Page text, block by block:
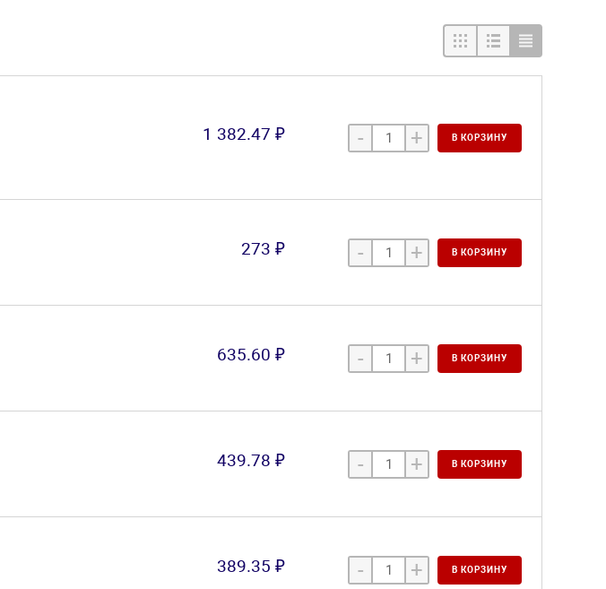
1 382.47 ₽ - + В КОРЗИНУ
273 ₽ - + В КОРЗИНУ
635.60 ₽ - + В КОРЗИНУ
439.78 ₽ - + В КОРЗИНУ
389.35 ₽ - + В КОРЗИНУ